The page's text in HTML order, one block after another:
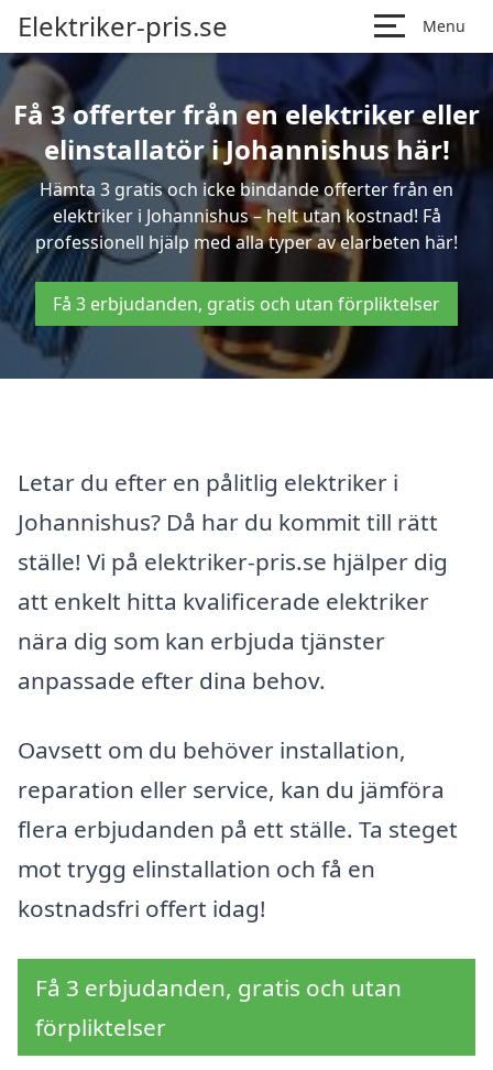
Elektriker-pris.se Menu
Få 3 offerter från en elektriker eller
elinstallatör i Johannishus här!
Hämta 3 gratis och icke bindande offerter från en
elektriker i Johannishus – helt utan kostnad! Få
professionell hjälp med alla typer av elarbeten här!
Få 3 erbjudanden, gratis och utan förpliktelser
Letar du efter en pålitlig elektriker i
Johannishus? Då har du kommit till rätt
ställe! Vi på elektriker-pris.se hjälper dig
att enkelt hitta kvalificerade elektriker
nära dig som kan erbjuda tjänster
anpassade efter dina behov.
Oavsett om du behöver installation,
reparation eller service, kan du jämföra
flera erbjudanden på ett ställe. Ta steget
mot trygg elinstallation och få en
kostnadsfri offert idag!
Få 3 erbjudanden, gratis och utan
förpliktelser